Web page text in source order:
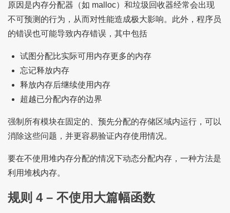
原因是内存分配器（如 malloc）和垃圾回收器经常会出现
不可预测的行为，从而对性能造成极大影响。此外，程序员
的错误也可能导致内存错误，其中包括
试图分配比实际可用内存更多的内存
忘记释放内存
释放内存后继续使用内存
超越已分配内存的边界
强制所有模块在固定的、预先分配的存储区域内运行，可以
消除这些问题，并更容易验证内存使用情况。
要在不使用堆内存分配的情况下动态分配内存，一种方法是
利用堆栈内存。
规则 4 – 不使用大篇幅函数